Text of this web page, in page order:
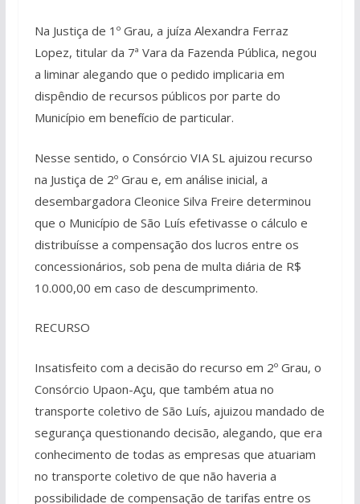
Na Justiça de 1º Grau, a juíza Alexandra Ferraz
Lopez, titular da 7ª Vara da Fazenda Pública, negou
a liminar alegando que o pedido implicaria em
dispêndio de recursos públicos por parte do
Município em benefício de particular.
Nesse sentido, o Consórcio VIA SL ajuizou recurso
na Justiça de 2º Grau e, em análise inicial, a
desembargadora Cleonice Silva Freire determinou
que o Município de São Luís efetivasse o cálculo e
distribuísse a compensação dos lucros entre os
concessionários, sob pena de multa diária de R$
10.000,00 em caso de descumprimento.
RECURSO
Insatisfeito com a decisão do recurso em 2º Grau, o
Consórcio Upaon-Açu, que também atua no
transporte coletivo de São Luís, ajuizou mandado de
segurança questionando decisão, alegando, que era
conhecimento de todas as empresas que atuariam
no transporte coletivo de que não haveria a
possibilidade de compensação de tarifas entre os